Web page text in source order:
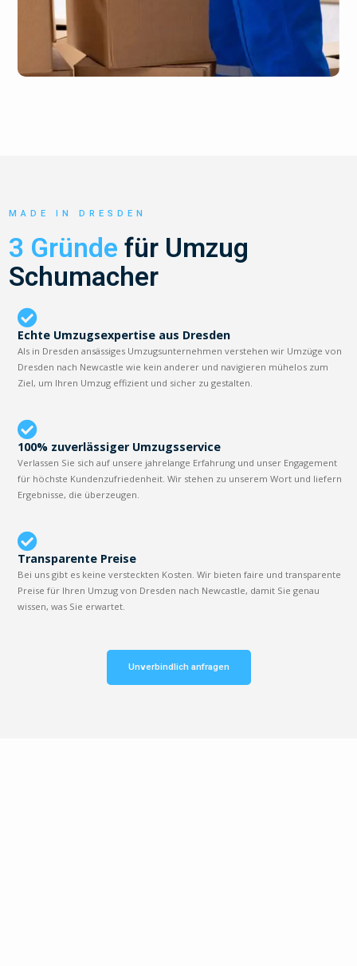
MADE IN DRESDEN
3 Gründe für Umzug
Schumacher
Echte Umzugsexpertise aus Dresden
Als in Dresden ansässiges Umzugsunternehmen verstehen wir Umzüge von
Dresden nach Newcastle wie kein anderer und navigieren mühelos zum
Ziel, um Ihren Umzug effizient und sicher zu gestalten.
100% zuverlässiger Umzugsservice
Verlassen Sie sich auf unsere jahrelange Erfahrung und unser Engagement
für höchste Kundenzufriedenheit. Wir stehen zu unserem Wort und liefern
Ergebnisse, die überzeugen.
Transparente Preise
Bei uns gibt es keine versteckten Kosten. Wir bieten faire und transparente
Preise für Ihren Umzug von Dresden nach Newcastle, damit Sie genau
wissen, was Sie erwartet.
Unverbindlich anfragen